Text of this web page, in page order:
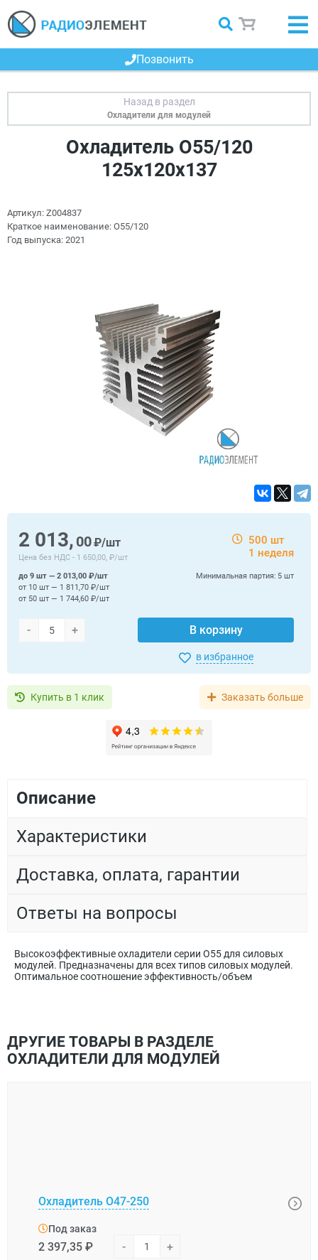
Позвонить
Охладители для модулей
Охладитель О55/120
125х120х137
Артикул: Z004837
Краткое наименование: О55/120
Год выпуска: 2021
2 013, 00₽/шт
Цена без НДС - 1 650,00, ₽/шт
500 шт
1 неделя
- + В корзину
Минимальная партия: 5 шт
до 9 шт — 2 013,00 ₽/шт
от 10 шт — 1 811,70 ₽/шт
от 50 шт — 1 744,60 ₽/шт
в избранное
Купить в 1 клик Заказать больше
Описание
Характеристики
Доставка, оплата, гарантии
Ответы на вопросы
Высокоэффективные охладители серии O55 для силовых
модулей. Предназначены для всех типов силовых модулей.
Оптимальное соотношение эффективность/объем
ДРУГИЕ ТОВАРЫ В РАЗДЕЛЕ
ОХЛАДИТЕЛИ ДЛЯ МОДУЛЕЙ
Охладитель О47-250
Под заказ
2 397,35 ₽ - +